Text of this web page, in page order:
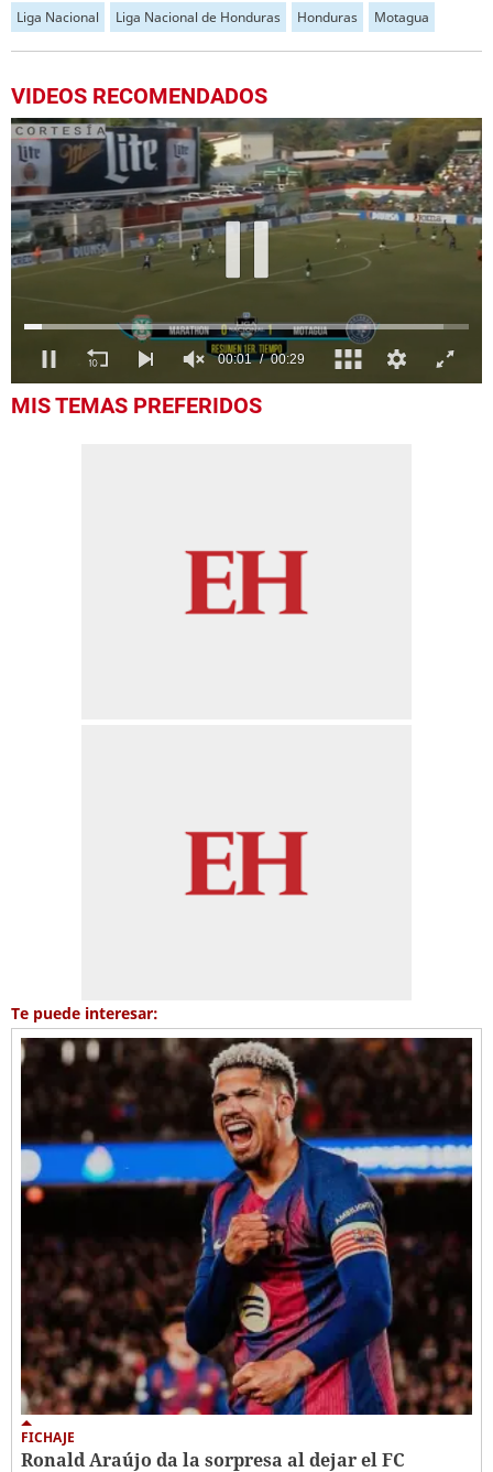
Liga Nacional Liga Nacional de Honduras Honduras Motagua
VIDEOS RECOMENDADOS
seconds
MIS TEMAS PREFERIDOS
Te puede interesar:
FICHAJE
Ronald Araújo da la sorpresa al dejar el FC